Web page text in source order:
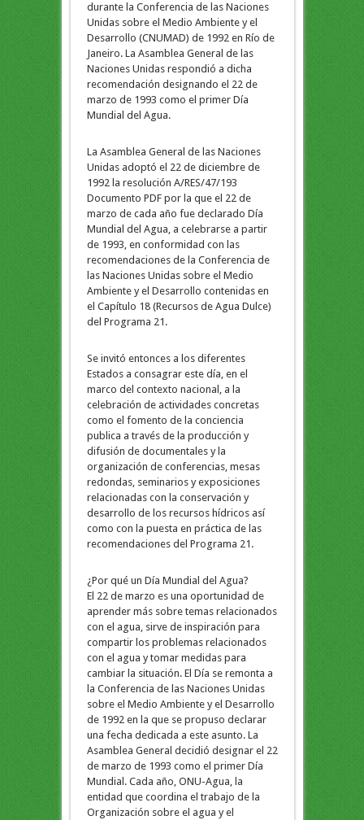
durante la Conferencia de las Naciones
Unidas sobre el Medio Ambiente y el
Desarrollo (CNUMAD) de 1992 en Río de
Janeiro. La Asamblea General de las
Naciones Unidas respondió a dicha
recomendación designando el 22 de
marzo de 1993 como el primer Día
Mundial del Agua.
La Asamblea General de las Naciones
Unidas adoptó el 22 de diciembre de
1992 la resolución A/RES/47/193
Documento PDF por la que el 22 de
marzo de cada año fue declarado Día
Mundial del Agua, a celebrarse a partir
de 1993, en conformidad con las
recomendaciones de la Conferencia de
las Naciones Unidas sobre el Medio
Ambiente y el Desarrollo contenidas en
el Capítulo 18 (Recursos de Agua Dulce)
del Programa 21.
Se invitó entonces a los diferentes
Estados a consagrar este día, en el
marco del contexto nacional, a la
celebración de actividades concretas
como el fomento de la conciencia
publica a través de la producción y
difusión de documentales y la
organización de conferencias, mesas
redondas, seminarios y exposiciones
relacionadas con la conservación y
desarrollo de los recursos hídricos así
como con la puesta en práctica de las
recomendaciones del Programa 21.
¿Por qué un Día Mundial del Agua?
El 22 de marzo es una oportunidad de
aprender más sobre temas relacionados
con el agua, sirve de inspiración para
compartir los problemas relacionados
con el agua y tomar medidas para
cambiar la situación. El Día se remonta a
la Conferencia de las Naciones Unidas
sobre el Medio Ambiente y el Desarrollo
de 1992 en la que se propuso declarar
una fecha dedicada a este asunto. La
Asamblea General decidió designar el 22
de marzo de 1993 como el primer Día
Mundial. Cada año, ONU-Agua, la
entidad que coordina el trabajo de la
Organización sobre el agua y el